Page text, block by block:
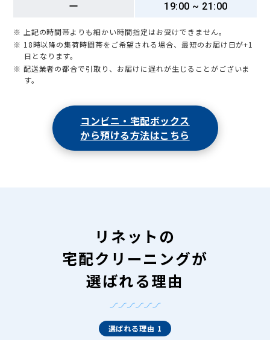
ー
19:00 ~ 21:00
※ 上記の時間帯よりも細かい時間指定はお受けできません。
※ 18時以降の集荷時間帯をご希望される場合、最短のお届け日が+1
日となります。
※ 配送業者の都合で引取り、お届けに遅れが生じることがございま
す。
コンビニ・宅配ボックス
から預ける方法はこちら
リネットの
宅配クリーニングが
選ばれる理由
選ばれる理由 1